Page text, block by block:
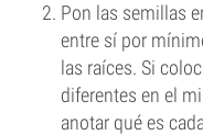
Pon las semillas
entre sí por
las raíces. Si
diferentes en el
anotar qué es